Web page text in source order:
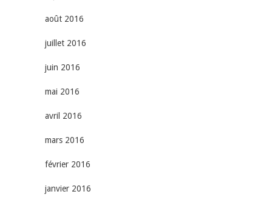
août 2016
juillet 2016
juin 2016
mai 2016
avril 2016
mars 2016
février 2016
janvier 2016